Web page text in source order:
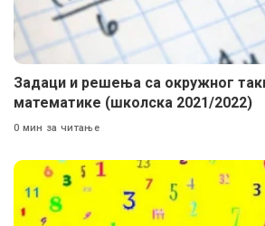
Задаци и решења са окружног
математике (школска 2021/2022)
0 мин за читање